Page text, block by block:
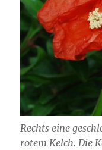
Rechts eine
rotem Kelch. Die